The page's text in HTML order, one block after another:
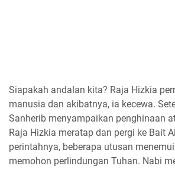
Siapakah andalan kita? Raja Hizkia
manusia dan akibatnya, ia kecewa.
Sanherib menyampaikan penghinaan
Raja Hizkia meratap dan pergi ke Bait
perintahnya, beberapa utusan
memohon perlindungan Tuhan. Nabi